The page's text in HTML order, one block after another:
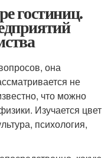
гостиниц.
она
не
что можно
Изучается цвет
психология,